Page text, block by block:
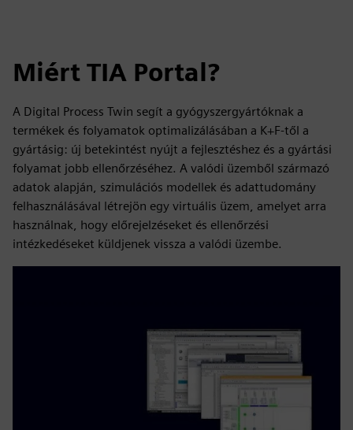
Miért TIA Portal?
A Digital Process Twin segít a gyógyszergyártóknak a
termékek és folyamatok optimalizálásában a K+F-től a
gyártásig: új betekintést nyújt a fejlesztéshez és a gyártási
folyamat jobb ellenőrzéséhez. A valódi üzemből származó
adatok alapján, szimulációs modellek és adattudomány
felhasználásával létrejön egy virtuális üzem, amelyet arra
használnak, hogy előrejelzéseket és ellenőrzési
intézkedéseket küldjenek vissza a valódi üzembe.